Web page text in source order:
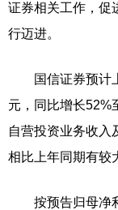
证券相关工作，促
行迈进。
国信证券预计上
元，同比增长52%
自营投资业务收入
相比上年同期有较
按预告归母净利